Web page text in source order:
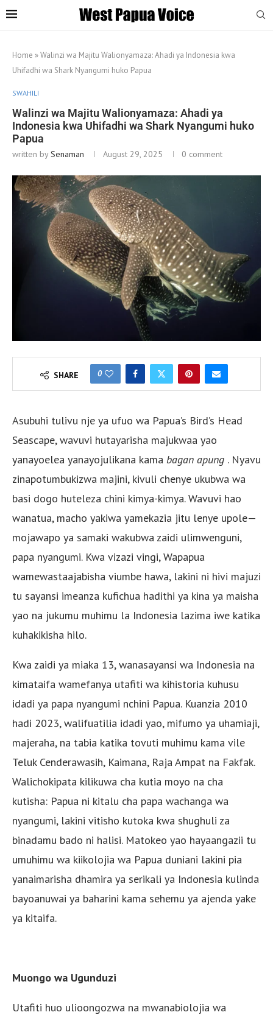
Home »Walinzi wa Majitu Walionyamaza: Ahadi ya Indonesia kwa
Uhifadhi wa Shark Nyangumi huko Papua
SWAHILI
Walinzi wa Majitu Walionyamaza: Ahadi ya
Indonesia kwa Uhifadhi wa Shark Nyangumi huko
Papua
written bySenaman August 29, 2025 0 comment
SHARE 0
Asubuhi tulivu nje ya ufuo wa Papua’s Bird’s Head
Seascape, wavuvi hutayarisha majukwaa yao
yanayoelea yanayojulikana kama bagan apung . Nyavu
zinapotumbukizwa majini, kivuli chenye ukubwa wa
basi dogo huteleza chini kimya-kimya. Wavuvi hao
wanatua, macho yakiwa yamekazia jitu lenye upole—
mojawapo ya samaki wakubwa zaidi ulimwenguni,
papa nyangumi. Kwa vizazi vingi, Wapapua
wamewastaajabisha viumbe hawa, lakini ni hivi majuzi
tu sayansi imeanza kufichua hadithi ya kina ya maisha
yao na jukumu muhimu la Indonesia lazima iwe katika
kuhakikisha hilo.
Kwa zaidi ya miaka 13, wanasayansi wa Indonesia na
kimataifa wamefanya utafiti wa kihistoria kuhusu
idadi ya papa nyangumi nchini Papua. Kuanzia 2010
hadi 2023, walifuatilia idadi yao, mifumo ya uhamiaji,
majeraha, na tabia katika tovuti muhimu kama vile
Teluk Cenderawasih, Kaimana, Raja Ampat na Fakfak.
Walichokipata kilikuwa cha kutia moyo na cha
kutisha: Papua ni kitalu cha papa wachanga wa
nyangumi, lakini vitisho kutoka kwa shughuli za
binadamu bado ni halisi. Matokeo yao hayaangazii tu
umuhimu wa kiikolojia wa Papua duniani lakini pia
yanaimarisha dhamira ya serikali ya Indonesia kulinda
bayoanuwai ya baharini kama sehemu ya ajenda yake
ya kitaifa.
Muongo wa Ugunduzi
Utafiti huo ulioongozwa na mwanabiolojia wa